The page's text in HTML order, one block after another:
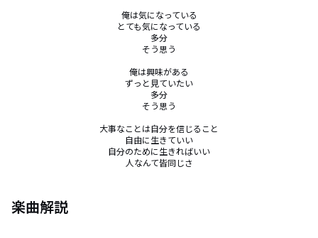
俺は気になっている
とても気になっている
多分
そう思う
俺は興味がある
ずっと見ていたい
多分
そう思う
大事なことは自分を信じること
自由に生きていい
自分のために生きればいい
人なんて皆同じさ
楽曲解説